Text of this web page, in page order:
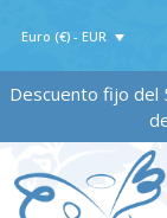
Euro (€) - EUR
Descuento fijo